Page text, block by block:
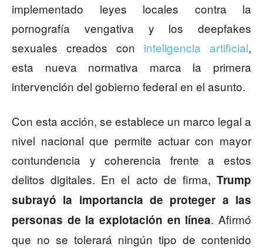
implementado leyes locales contra la
pornografía vengativa y los deepfakes
sexuales creados con inteligencia artificial,
esta nueva normativa marca la primera
intervención del gobierno federal en el asunto.
Con esta acción, se establece un marco legal a
nivel nacional que permite actuar con mayor
contundencia y coherencia frente a estos
delitos digitales. En el acto de firma, Trump
subrayó la importancia de proteger a las
personas de la explotación en línea. Afirmó
que no se tolerará ningún tipo de contenido